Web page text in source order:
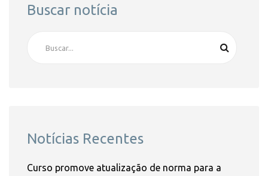
Buscar notícia
Notícias Recentes
Curso promove atualização de norma para a